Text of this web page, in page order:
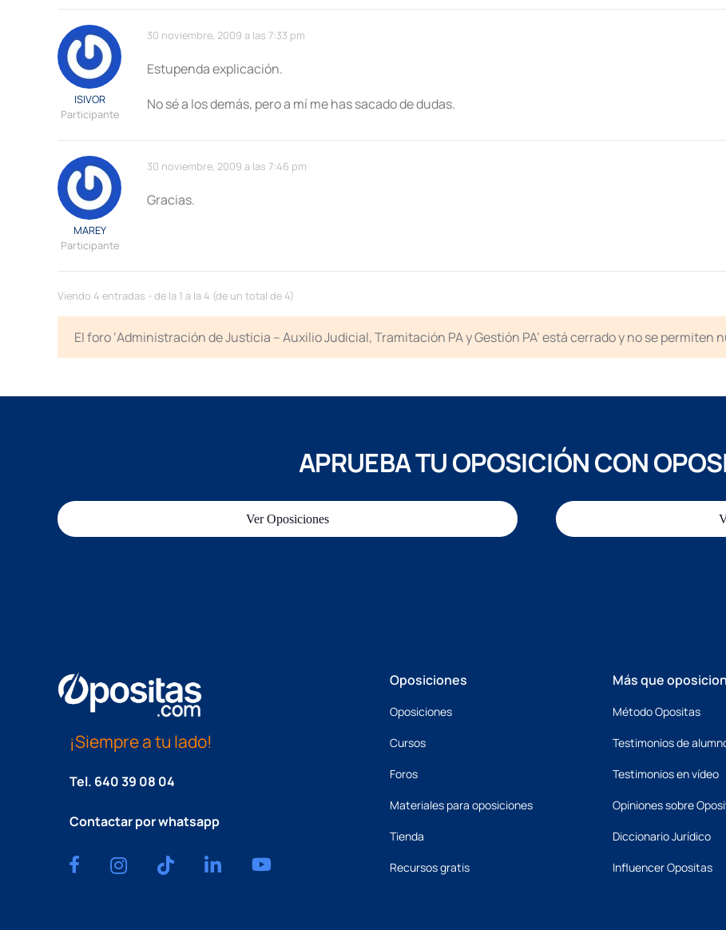
30 noviembre, 2009 a las 7:33 pm
ISIVOR
Participante
Estupenda explicación.
No sé a los demás, pero a mí me has sacado de dudas.
30 noviembre, 2009 a las 7:46 pm
MAREY
Participante
Gracias.
Viendo 4 entradas - de la 1 a la 4 (de un total de 4)
El foro ‘Administración de Justicia – Auxilio Judicial, Tramitación PA y Gestión PA’ está cerrado y no se permiten
APRUEBA TU OPOSICIÓN CON
Ver Oposiciones
¡Siempre a tu lado!
Tel. 640 39 08 04
Contactar por whatsapp
Oposiciones
Oposiciones
Cursos
Foros
Materiales para oposiciones
Tienda
Recursos gratis
Más que
Método Opositas
Testimonios de
Testimonios en vídeo
Opiniones sobre
Diccionario Jurídico
Influencer Opositas